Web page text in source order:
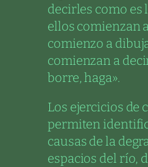
decirles como es
ellos comienzan
comienzo a
comienzan a
borre, haga».
Los ejercicios de
permiten
causas de la
espacios del río,